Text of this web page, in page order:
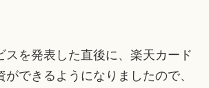
スを発表した直後に、楽天カード
できるようになりましたので、